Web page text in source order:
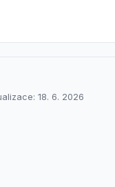
18. 6. 2026